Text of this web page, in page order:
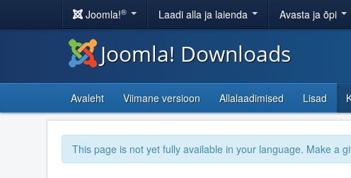
Joomla!® Laadi alla ja laienda Avasta ja õpi
Joomla! Downloads
Avaleht Viimane versioon Allalaadimised Lisad
This page is not yet fully available in your language. Make a